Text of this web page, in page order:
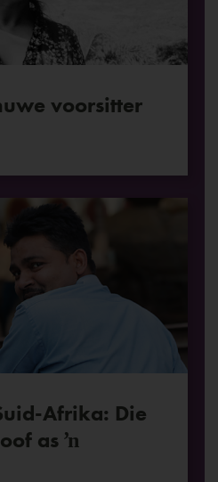
voorsitter
Afrika: Die
as ŉ